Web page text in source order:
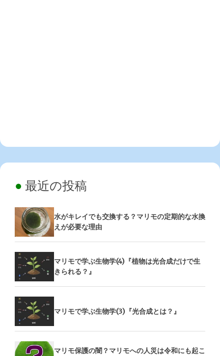
最近の投稿
水がキレイでも交換する？マリモの定期的な水換
えが必要な理由
マリモで学ぶ生物学(4)『植物は光合成だけで生
きられる？』
マリモで学ぶ生物学(3)『光合成とは？』
マリモ保護の闇？マリモへの人災は令和にも起こ